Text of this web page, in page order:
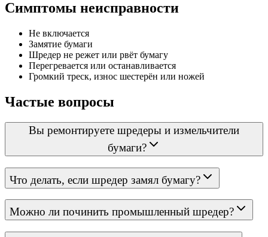
Симптомы неисправности
Не включается
Замятие бумаги
Шредер не режет или рвёт бумагу
Перегревается или останавливается
Громкий треск, износ шестерён или ножей
Частые вопросы
Вы ремонтируете шредеры и измельчители
бумаги?
Что делать, если шредер замял бумагу?
Можно ли починить промышленный шредер?